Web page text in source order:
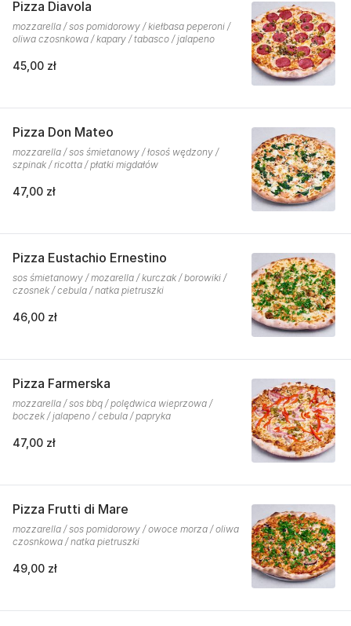
Pizza Diavola
mozzarella / sos pomidorowy / kiełbasa peperoni /
oliwa czosnkowa / kapary / tabasco / jalapeno
45,00 zł
Pizza Don Mateo
mozzarella / sos śmietanowy / łosoś wędzony /
szpinak / ricotta / płatki migdałów
47,00 zł
Pizza Eustachio Ernestino
sos śmietanowy / mozarella / kurczak / borowiki /
czosnek / cebula / natka pietruszki
46,00 zł
Pizza Farmerska
mozzarella / sos bbq / polędwica wieprzowa /
boczek / jalapeno / cebula / papryka
47,00 zł
Pizza Frutti di Mare
mozzarella / sos pomidorowy / owoce morza / oliwa
czosnkowa / natka pietruszki
49,00 zł